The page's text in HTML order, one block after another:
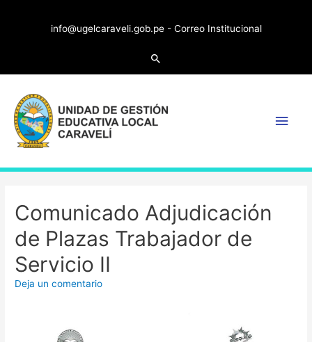
info@ugelcaraveli.gob.pe - Correo Institucional
Comunicado Adjudicación
de Plazas Trabajador de
Servicio II
Deja un comentario